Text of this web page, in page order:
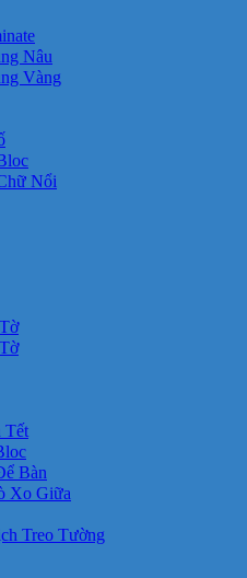
Nâu
Vàng
Nổi
Tết
Bàn
Xo Giữa
Treo Tường